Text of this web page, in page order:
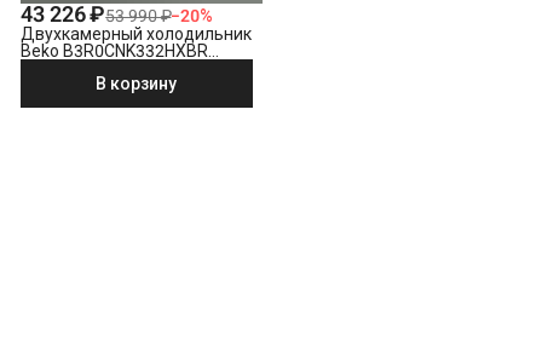
43 226 ₽53 990 ₽−20%
Двухкамерный холодильник
Beko B3R0CNK332HXBR
В корзину